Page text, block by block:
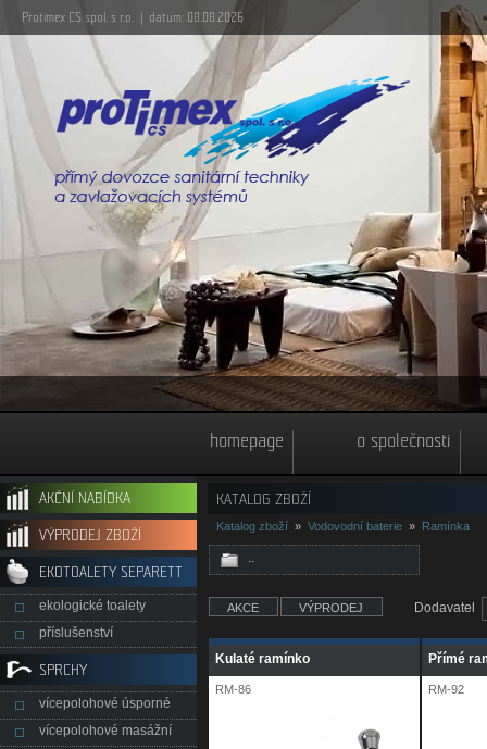
Protimex CS spol. s r.o. | datum: 08.08.2026
homepage o společnosti
AKČNÍ NABÍDKA
VÝPRODEJ ZBOŽÍ
EKOTOALETY SEPARETT
ekologické toalety
příslušenství
SPRCHY
vícepolohové úsporné
vícepolohové masážní
KATALOG ZBOŽÍ
Katalog zboží » Vodovodní baterie » Ramínka
..
Dodavatel
AKCE VÝPRODEJ
Kulaté ramínko
RM-86
Přímé
RM-92